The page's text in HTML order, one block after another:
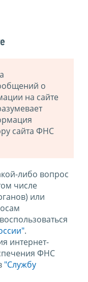
о
на сайте
сайта ФНС
либо вопрос
числе
или
.
интернет-
ФНС
"Службу